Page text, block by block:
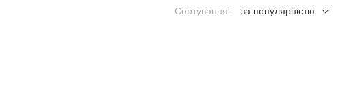
Сортування: за популярністю